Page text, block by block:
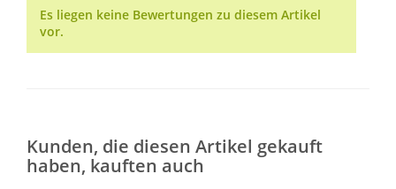
Es liegen keine Bewertungen zu diesem Artikel
vor.
Kunden, die diesen Artikel gekauft
haben, kauften auch